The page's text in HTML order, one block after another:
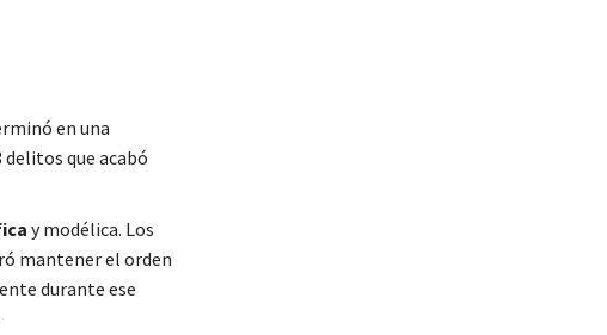
en una
delitos que acabó
y modélica. Los
mantener el orden
durante ese